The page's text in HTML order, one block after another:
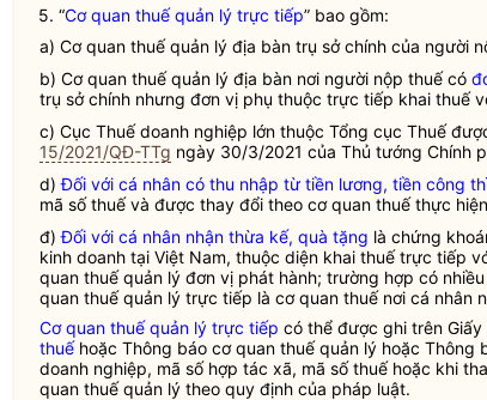
5. “Cơ quan thuế quản lý trực tiếp” bao gồm:
a) Cơ quan thuếquản lý địa bàn trụ sở chính của người
b) Cơ quan thuếquản lý địa bàn nơi người nộp thuếcó
trụ sở chính nhưng đơn vị phụ thuộc trực tiếp khai thuế
c) Cục Thuế doanh nghiệp lớn thuộc Tổng cục Thuế
15/2021/QĐ-TTg ngày 30/3/2021 của Thủ tướng Chính
d)Đối với cá nhân có thu nhập từ tiền lương, tiền công
mã số thuế và được thay đổi theo cơ quan thuế thực
đ)Đối với cá nhân nhận thừa kế, quà tặng là chứng
kinh doanh tại Việt Nam, thuộc diện khai thuế trực tiếp
quan thuế quản lý đơn vị phát hành; trường hợp có
quan thuế quản lý trực tiếp là cơ quan thuế nơi cá nhân
Cơ quan thuế quản lý trực tiếp có thể được ghi trên
thuếhoặc Thông báo cơ quan thuế quản lý hoặc Thông
doanh nghiệp, mã số hợp tác xã, mã số thuếhoặc khi
quan thuế quản lý theo quy định của pháp luật.